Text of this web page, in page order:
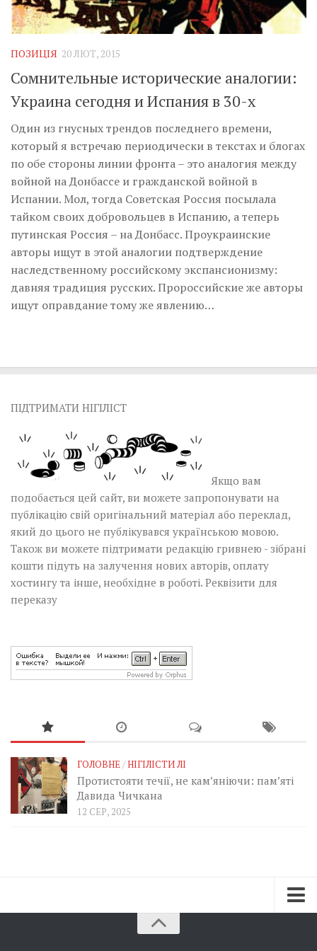
Візуальне
Научпоп
Головне
Цитати
Inter/antinational
ПОЗИЦІЯ 20 ЛЮТ, 2015
Сомнительные исторические аналогии:
Украина сегодня и Испания в 30-х
Один из гнусных трендов последнего времени,
который я встречаю периодически в текстах и блогах
по обе стороны линии фронта – это аналогия между
войной на Донбассе и гражданской войной в
Испании. Мол, тогда Советская Россия посылала
тайком своих добровольцев в Испанию, а теперь
путинская Россия – на Донбасс. Проукраинские
авторы ищут в этой аналогии подтверждение
наследственному российскому экспансионизму:
давняя традиция русских. Пророссийские же авторы
ищут оправдание тому же явлению…
ПІДТРИМАТИ НІГІЛІСТ
Якщо вам
подобається цей сайт, ви можете запропонувати на
публікацію свій оригінальний матеріал або переклад,
який до цього не публікувався українською мовою.
Також ви можете підтримати редакцію гривнею - зібрані
кошти підуть на залучення нових авторів, оплату
хостингу та інше, необхідне в роботі. Реквізити для
переказу
ГОЛОВНЕ/НІГІЛІСТИ ЛІ
Протистояти течії, не кам’яніючи: пам’яті
Давида Чичкана
12 СЕР, 2025